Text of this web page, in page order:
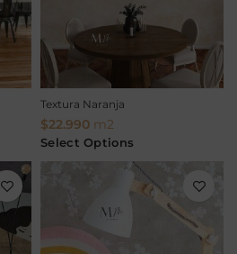
Textura Naranja
$22.990 m2
Select Options